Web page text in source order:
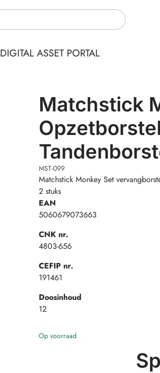
DIGITAL ASSET PORTAL
Matchstick
MST-099
Matchstick Monkey Set
2 stuks
EAN
5060679073663
CNK nr.
4803-656
CEFIP nr.
191461
Doosinhoud
12
Op voorraad